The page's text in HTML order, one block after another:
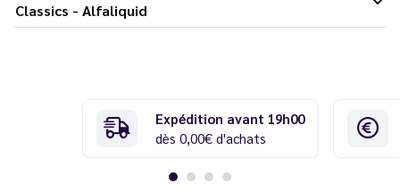
Classics - Alfaliquid
Expédition avant 19h00
dès 0,00€ d'achats